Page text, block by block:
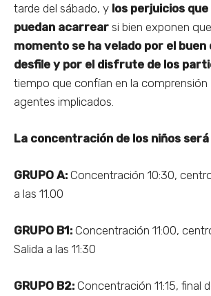
tarde del sábado, y los perjuicios
puedan acarrear si bien exponen que
momento se ha velado por el buen
desfile y por el disfrute de los
tiempo que confían en la comprensión
agentes implicados.
La concentración de los niños
GRUPO A: Concentración 10:30,
a las 11.00
GRUPO B1: Concentración 11:00,
Salida a las 11:30
GRUPO B2: Concentración 11:15, final